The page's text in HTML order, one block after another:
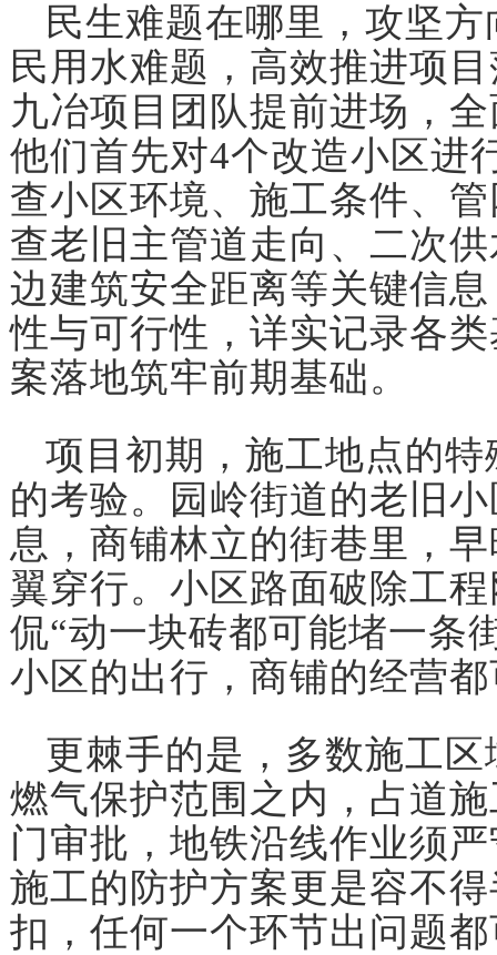
民生难题在哪里，攻坚
民用水难题，高效推进项
九冶项目团队提前进场，
他们首先对4个改造小区进
查小区环境、施工条件、
查老旧主管道走向、二次
边建筑安全距离等关键信
性与可行性，详实记录各
案落地筑牢前期基础。
项目初期，施工地点的
的考验。园岭街道的老旧
息，商铺林立的街巷里，
翼穿行。小区路面破除工
侃“动一块砖都可能堵一
小区的出行，商铺的经营
更棘手的是，多数施工
燃气保护范围之内，占道
门审批，地铁沿线作业须
施工的防护方案更是容不
扣，任何一个环节出问题